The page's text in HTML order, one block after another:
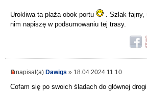
Urokliwa ta plaża obok portu
. Szlak fajny,
nim napiszę w podsumowaniu tej trasy.
napisał(a) Dawigs » 18.04.2024 11:10
Cofam się po swoich śladach do głównej